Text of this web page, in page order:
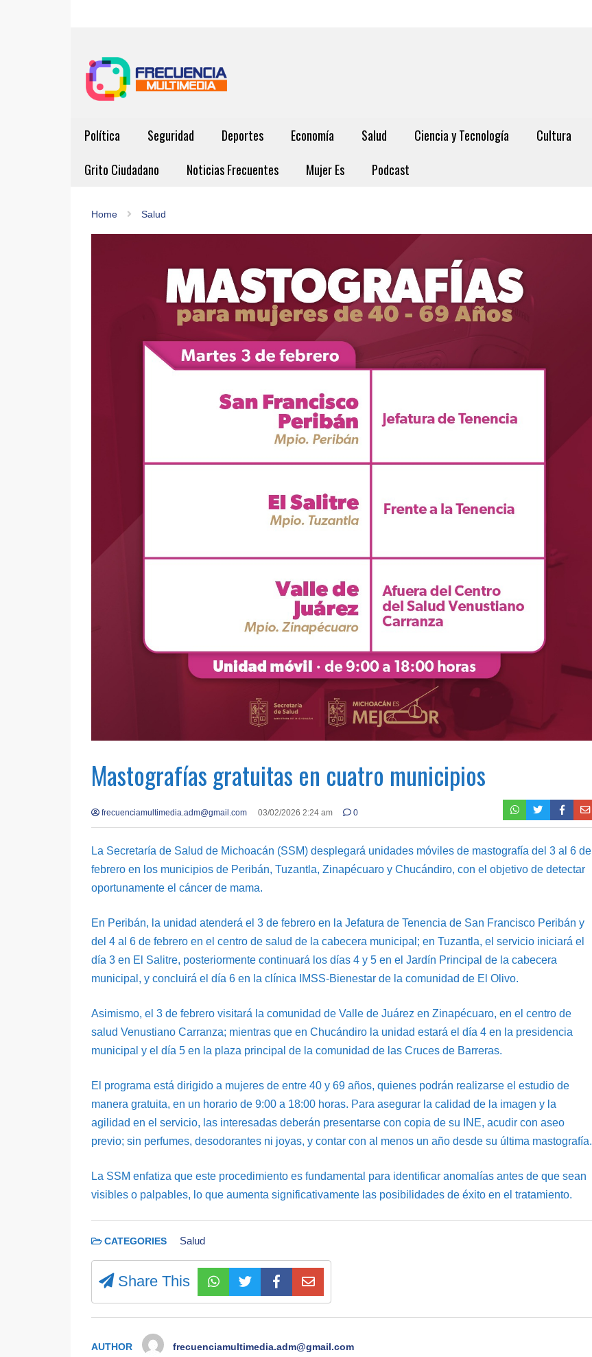
Política Seguridad Deportes Economía Salud Ciencia y Tecnología Cultura
Grito Ciudadano
Noticias Frecuentes Mujer Es Podcast
Home Salud
Mastografías gratuitas en cuatro municipios
frecuenciamultimedia.adm@gmail.com 03/02/2026 2:24 am 0
La Secretaría de Salud de Michoacán (SSM) desplegará unidades móviles de mastografía del 3 al 6 de
febrero en los municipios de Peribán, Tuzantla, Zinapécuaro y Chucándiro, con el objetivo de detectar
oportunamente el cáncer de mama.
En Peribán, la unidad atenderá el 3 de febrero en la Jefatura de Tenencia de San Francisco Peribán y
del 4 al 6 de febrero en el centro de salud de la cabecera municipal; en Tuzantla, el servicio iniciará el
día 3 en El Salitre, posteriormente continuará los días 4 y 5 en el Jardín Principal de la cabecera
municipal, y concluirá el día 6 en la clínica IMSS-Bienestar de la comunidad de El Olivo.
Asimismo, el 3 de febrero visitará la comunidad de Valle de Juárez en Zinapécuaro, en el centro de
salud Venustiano Carranza; mientras que en Chucándiro la unidad estará el día 4 en la presidencia
municipal y el día 5 en la plaza principal de la comunidad de las Cruces de Barreras.
El programa está dirigido a mujeres de entre 40 y 69 años, quienes podrán realizarse el estudio de
manera gratuita, en un horario de 9:00 a 18:00 horas. Para asegurar la calidad de la imagen y la
agilidad en el servicio, las interesadas deberán presentarse con copia de su INE, acudir con aseo
previo; sin perfumes, desodorantes ni joyas, y contar con al menos un año desde su última mastografía.
La SSM enfatiza que este procedimiento es fundamental para identificar anomalías antes de que sean
visibles o palpables, lo que aumenta significativamente las posibilidades de éxito en el tratamiento.
CATEGORIES Salud
Share This
AUTHOR frecuenciamultimedia.adm@gmail.com